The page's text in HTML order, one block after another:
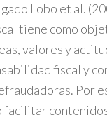
Lobo et al.
tiene como
valores y
fiscal y
Por
facilitar